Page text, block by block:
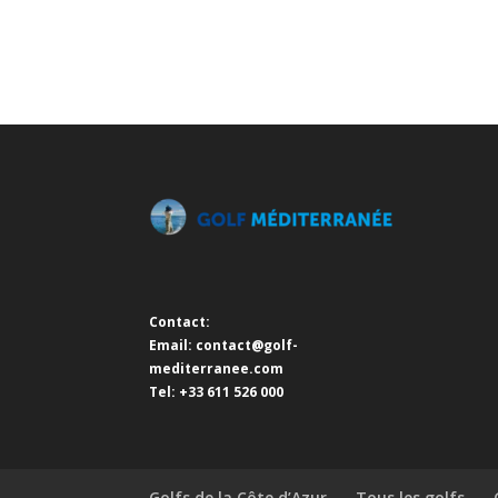
Contact:
Email: contact@golf-
mediterranee.com
Tel: +33 611 526 000